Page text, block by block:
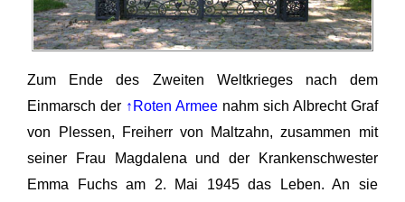
Zum Ende des Zweiten Weltkrieges nach dem
Einmarsch der ↑Roten Armee nahm sich Albrecht Graf
von Plessen, Freiherr von Maltzahn, zusammen mit
seiner Frau Magdalena und der Krankenschwester
Emma Fuchs am 2. Mai 1945 das Leben. An sie